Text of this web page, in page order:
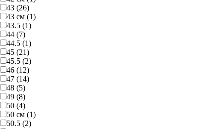
43 (26)
43 см (1)
43.5 (1)
44 (7)
44.5 (1)
45 (21)
45.5 (2)
46 (12)
47 (14)
48 (5)
49 (8)
50 (4)
50 см (1)
50.5 (2)